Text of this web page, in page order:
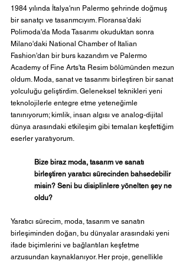
1984 yılında İtalya'nın Palermo şehrinde doğmuş
bir sanatçı ve tasarımcıyım. Floransa'daki
Polimoda'da Moda Tasarımı okuduktan sonra
Milano'daki National Chamber of Italian
Fashion'dan bir burs kazandım ve Palermo
Academy of Fine Arts'ta Resim bölümünden mezun
oldum. Moda, sanat ve tasarımı birleştiren bir sanat
yolculuğu geliştirdim. Geleneksel teknikleri yeni
teknolojilerle entegre etme yeteneğimle
tanınıyorum; kimlik, insan algısı ve analog-dijital
dünya arasındaki etkileşim gibi temaları keşfettiğim
eserler yaratıyorum.
Bize biraz moda, tasarım ve sanatı
birleştiren yaratıcı sürecinden bahsedebilir
misin? Seni bu disiplinlere yönelten şey ne
oldu?
Yaratıcı sürecim, moda, tasarım ve sanatın
birleşiminden doğan, bu dünyalar arasındaki yeni
ifade biçimlerini ve bağlantıları keşfetme
arzusundan kaynaklanıyor. Her proje, genellikle